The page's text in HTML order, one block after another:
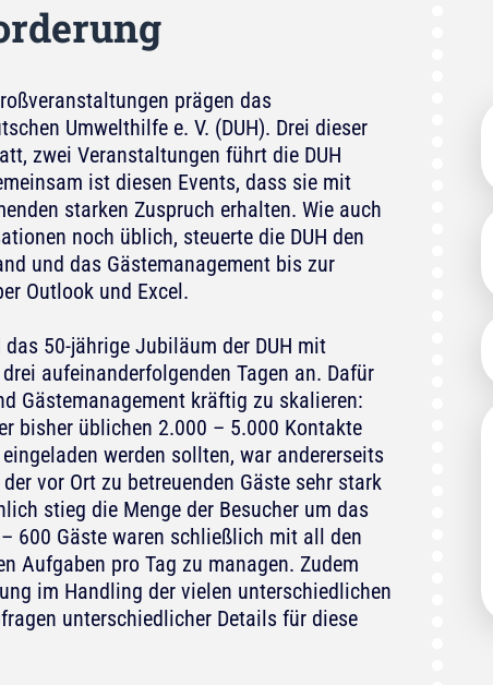
prägen das
Umwelthilfe e. V. (DUH). Drei dieser
zwei Veranstaltungen führt die DUH
ist diesen Events, dass sie mit
starken Zuspruch erhalten. Wie auch
noch üblich, steuerte die DUH den
und das Gästemanagement bis zur
Outlook und Excel.
50-jährige Jubiläum der DUH mit
aufeinanderfolgenden Tagen an. Dafür
Gästemanagement kräftig zu skalieren:
bisher üblichen 2.000 – 5.000 Kontakte
werden sollten, war andererseits
vor Ort zu betreuenden Gäste sehr stark
stieg die Menge der Besucher um das
600 Gäste waren schließlich mit all den
Aufgaben pro Tag zu managen. Zudem
im Handling der vielen unterschiedlichen
unterschiedlicher Details für diese